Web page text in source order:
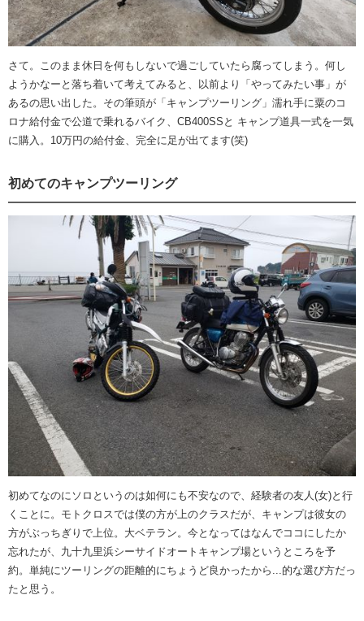
さて。このまま休日を何もしないで過ごしていたら腐ってしまう。何し
ようかなーと落ち着いて考えてみると、以前より「やってみたい事」が
あるの思い出した。その筆頭が「キャンプツーリング」濡れ手に粟のコ
ロナ給付金で公道で乗れるバイク、CB400SSと キャンプ道具一式を一気
に購入。10万円の給付金、完全に足が出てます(笑)
初めてのキャンプツーリング
初めてなのにソロというのは如何にも不安なので、経験者の友人(女)と行
くことに。モトクロスでは僕の方が上のクラスだが、キャンプは彼女の
方がぶっちぎりで上位。大ベテラン。今となってはなんでココにしたか
忘れたが、九十九里浜シーサイドオートキャンプ場というところを予
約。単純にツーリングの距離的にちょうど良かったから...的な選び方だっ
たと思う。